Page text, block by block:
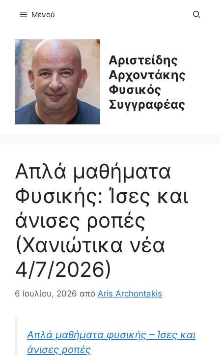
Μενού
Αριστείδης
Αρχοντάκης
Φυσικός
Συγγραφέας
Απλά μαθήματα
Φυσικής: Ίσες και
άνισες ροπές
(Χανιώτικα νέα
4/7/2026)
6 Ιουλίου, 2026 από Aris Archontakis
Απλά μαθήματα φυσικής – Ίσες και
άνισες ροπές